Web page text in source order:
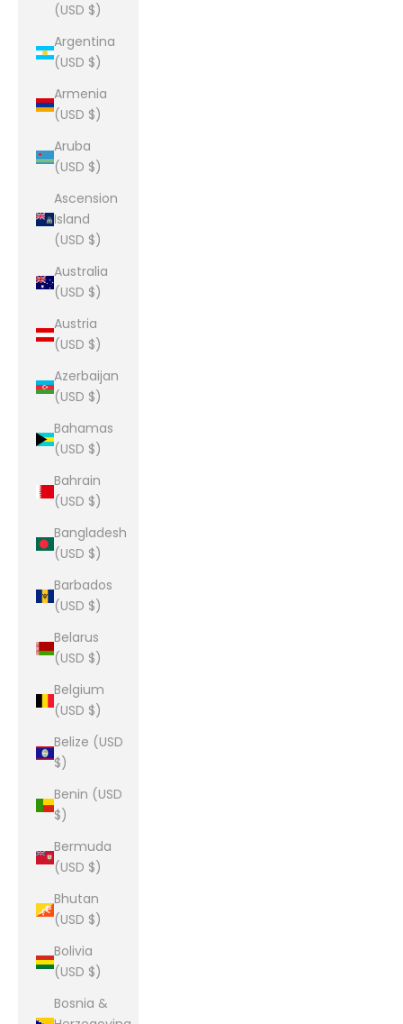
(USD $)
Argentina
(USD $)
Armenia
(USD $)
Aruba
(USD $)
Ascension
Island
(USD $)
Australia
(USD $)
Austria
(USD $)
Azerbaijan
(USD $)
Bahamas
(USD $)
Bahrain
(USD $)
Bangladesh
(USD $)
Barbados
(USD $)
Belarus
(USD $)
Belgium
(USD $)
Belize (USD
$)
Benin (USD
$)
Bermuda
(USD $)
Bhutan
(USD $)
Bolivia
(USD $)
Bosnia &